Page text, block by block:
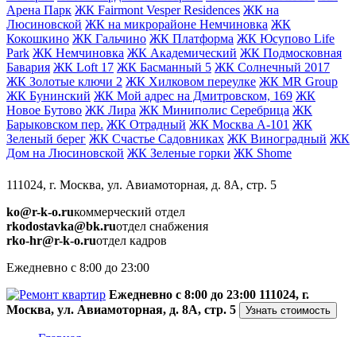
Арена Парк ЖК Fairmont Vesper Residences ЖК на
Люсиновской ЖК на микрорайоне Немчиновка ЖК
Кокошкино ЖК Гальчино ЖК Платформа ЖК Юсупово Life
Park ЖК Немчиновка ЖК Академический ЖК Подмосковная
Бавария ЖК Loft 17 ЖК Басманный 5 ЖК Солнечный 2017
ЖК Золотые ключи 2 ЖК Хилковом переулке ЖК MR Group
ЖК Бунинский ЖК Мой адрес на Дмитровском, 169 ЖК
Новое Бутово ЖК Лира ЖК Миниполис Серебрица ЖК
Барыковском пер. ЖК Отрадный ЖК Москва А-101 ЖК
Зеленый берег ЖК Счастье Садовниках ЖК Виноградный ЖК
Дом на Люсиновской ЖК Зеленые горки ЖК Shome
111024, г. Москва, ул. Авиамоторная, д. 8А, стр. 5
ko@r-k-o.ruкоммерческий отдел
rkodostavka@bk.ruотдел снабжения
rko-hr@r-k-o.ruотдел кадров
Ежедневно с 8:00 до 23:00
Ежедневно с 8:00 до 23:00 111024, г.
Москва, ул. Авиамоторная, д. 8А, стр. 5
Узнать стоимость